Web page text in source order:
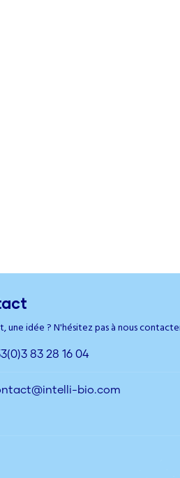
une idée ? N'hésitez pas à nous
83 28 16 04
bio.com